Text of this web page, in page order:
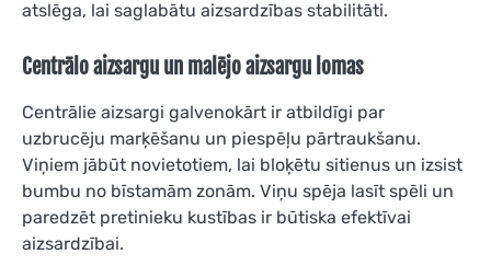
atslēga, lai saglabātu aizsardzības stabilitāti.
Centrālo aizsargu un malējo aizsargu lomas
Centrālie aizsargi galvenokārt ir atbildīgi par
uzbrucēju marķēšanu un piespēļu pārtraukšanu.
Viņiem jābūt novietotiem, lai bloķētu sitienus un izsist
bumbu no bīstamām zonām. Viņu spēja lasīt spēli un
paredzēt pretinieku kustības ir būtiska efektīvai
aizsardzībai.